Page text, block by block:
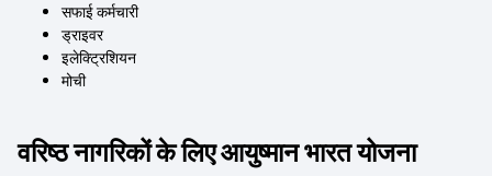
सफाई कर्मचारी
ड्राइवर
इलेक्ट्रिशियन
मोची
वरिष्ठ नागरिकों के लिए आयुष्मान भारत योजना